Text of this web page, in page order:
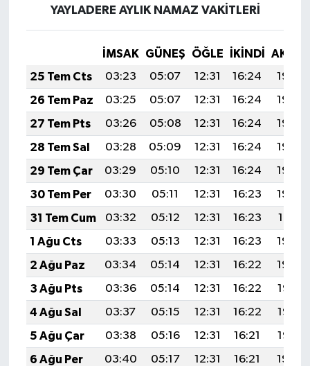
YAYLADERE AYLIK NAMAZ VAKITLERI
İMSAK GÜNEŞ ÖĞLE İKINDI
25 Tem Cts
03:23 05:07 12:31 16:24
19:46
26 Tem Paz
03:25 05:07 12:31 16:24
19:45
27 Tem Pts
03:26 05:08 12:31 16:24
19:44
28 Tem Sal
03:28 05:09 12:31 16:24
19:43
29 Tem Çar
03:29 05:10 12:31 16:24
19:43
30 Tem Per
03:30 05:11 12:31 16:23
19:42
31 Tem Cum
03:32 05:12 12:31 16:23
19:41
1 Ağu Cts
03:33 05:13 12:31 16:23
19:40
2 Ağu Paz
03:34 05:14 12:31 16:22
19:39
3 Ağu Pts
03:36 05:14 12:31 16:22
19:38
4 Ağu Sal
03:37 05:15 12:31 16:22
19:36
5 Ağu Çar
03:38 05:16 12:31 16:21
19:35
6 Ağu Per
03:40 05:17 12:31 16:21
19:34